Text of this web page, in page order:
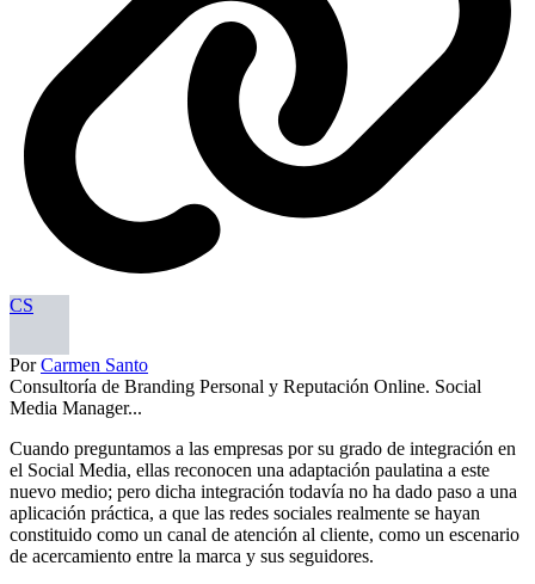
CS
PorCarmen Santo
Consultoría de Branding Personal y Reputación Online. Social
Media Manager...
Cuando preguntamos a las empresas por su grado de integración en
el Social Media, ellas reconocen una adaptación paulatina a este
nuevo medio; pero dicha integración todavía no ha dado paso a una
aplicación práctica, a que las redes sociales realmente se hayan
constituido como un canal de atención al cliente, como un escenario
de acercamiento entre la marca y sus seguidores.